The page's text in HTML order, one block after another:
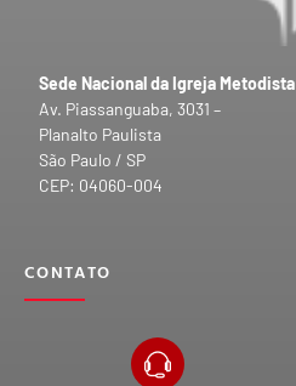
Sede Nacional da Igreja Metodista
Av. Piassanguaba, 3031 –
Planalto Paulista
São Paulo / SP
CEP: 04060-004
CONTATO